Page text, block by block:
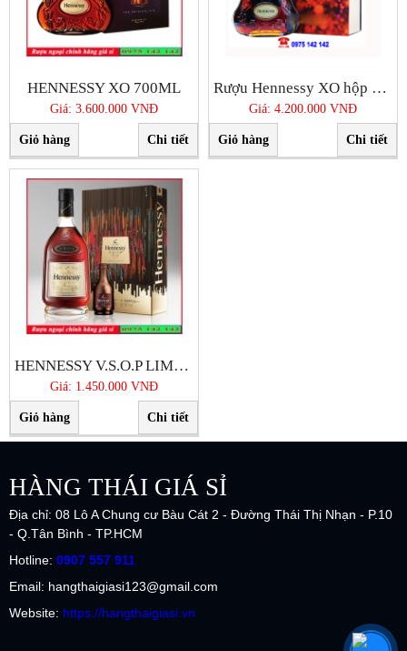
HENNESSY XO 700ML
Giá: 3.600.000 VNĐ
Giỏ hàng Chi tiết
Rượu Hennessy XO hộp quà tết 2020
Giá: 4.200.000 VNĐ
Giỏ hàng Chi tiết
HENNESSY V.S.O.P LIMITED 2018
Giá: 1.450.000 VNĐ
Giỏ hàng Chi tiết
HÀNG THÁI GIÁ SỈ
Địa chỉ: 08 Lô A Chung cư Bàu Cát 2 - Đường Thái Thị Nhạn - P.10
- Q.Tân Bình - TP.HCM
Hotline: 0907 557 911
Email: hangthaigiasi123@gmail.com
Website: https://hangthaigiasi.vn